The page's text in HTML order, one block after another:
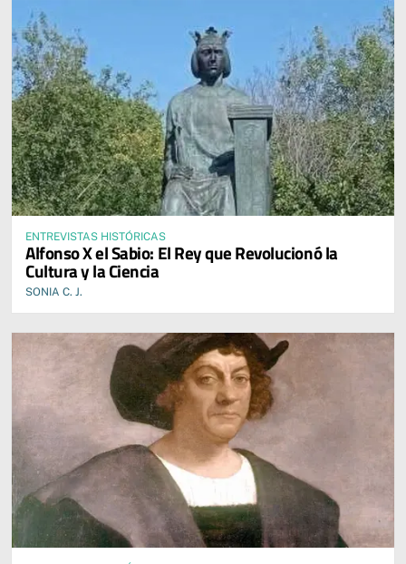
ENTREVISTAS HISTÓRICAS
Alfonso X el Sabio: El Rey que Revolucionó la
Cultura y la Ciencia
SONIA C. J.